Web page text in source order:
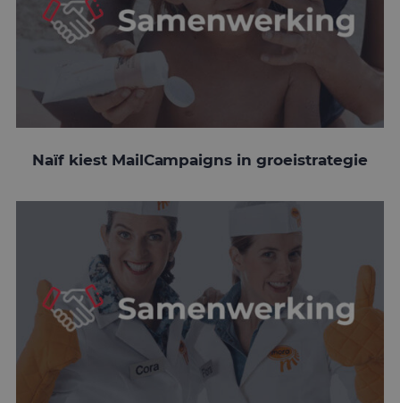
Naïf kiest MailCampaigns in groeistrategie